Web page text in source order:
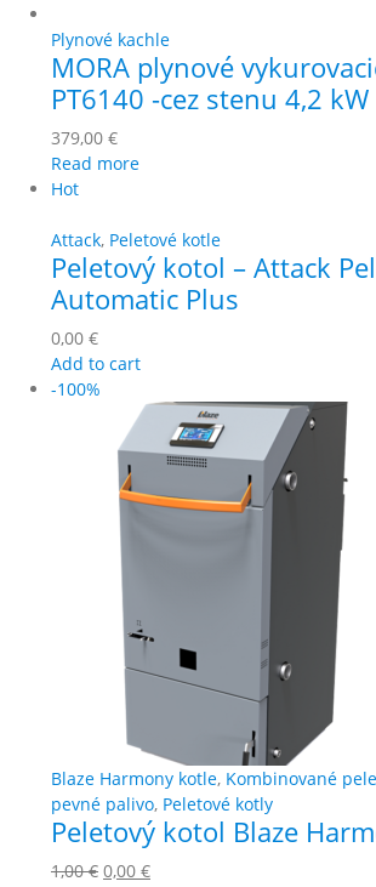
Plynové kachle
MORA plynové
PT6140 -cez stenu 4,2 kW
379,00 €
Read more
Hot
Attack, Peletové kotle
Peletový kotol – Attack
Automatic Plus
0,00 €
Add to cart
-100%
Blaze Harmony kotle, Kombinované
pevné palivo, Peletové kotly
Peletový kotol Blaze
1,00€ 0,00 €